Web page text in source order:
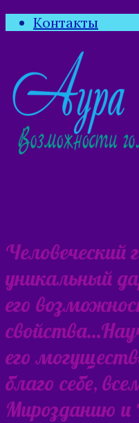
Контакты
Человеческий
уникальный
его
его
благо себе,
Мирозданию и